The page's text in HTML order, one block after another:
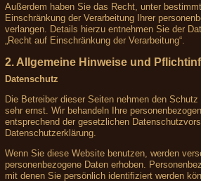
Außerdem haben Sie das Recht, unter
Einschränkung der Verarbeitung Ihrer
verlangen. Details hierzu entnehmen Sie der
„Recht auf Einschränkung der Verarbeitung“.
2. Allgemeine Hinweise und
Datenschutz
Die Betreiber dieser Seiten nehmen den
sehr ernst. Wir behandeln Ihre
entsprechend der gesetzlichen
Datenschutzerklärung.
Wenn Sie diese Website benutzen, werden
personenbezogene Daten erhoben.
mit denen Sie persönlich identifiziert werden